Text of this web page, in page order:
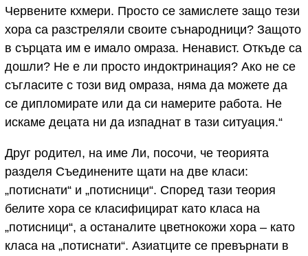
Червените кхмери. Просто се замислете защо тези
хора са разстреляли своите сънародници? Защото
в сърцата им е имало омраза. Ненавист. Откъде са
дошли? Не е ли просто индоктринация? Ако не се
съгласите с този вид омраза, няма да можете да
се дипломирате или да си намерите работа. Не
искаме децата ни да изпаднат в тази ситуация.“
Друг родител, на име Ли, посочи, че теорията
разделя Съединените щати на две класи:
„потиснати“ и „потисници“. Според тази теория
белите хора се класифицират като класа на
„потисници“, а останалите цветнокожи хора – като
класа на „потиснати“. Азиатците се превърнати в